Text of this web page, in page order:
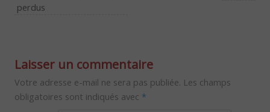
perdus
Laisser un commentaire
Votre adresse e-mail ne sera pas publiée. Les champs
obligatoires sont indiqués avec *